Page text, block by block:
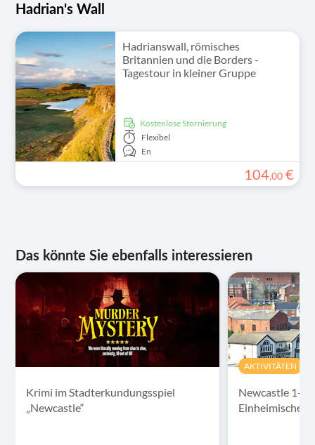
Hadrian's Wall
Hadrianswall, römisches
Britannien und die Borders -
Tagestour in kleiner Gruppe
kostenlose Stornierung
Flexibel
En
104,00 €
Das könnte Sie ebenfalls interessieren
Krimi im Stadterkundungsspiel
„Newcastle“
AKTIVITÄTEN
Newcastle 1-
Einheimischen